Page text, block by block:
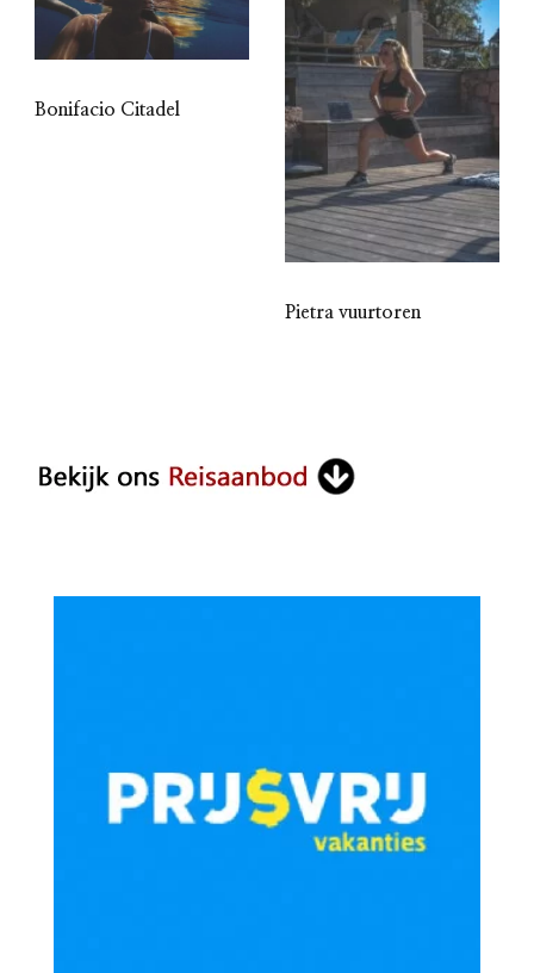
Bonifacio Citadel
Pietra vuurtoren